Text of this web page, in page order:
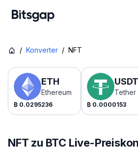
/ Konverter / NFT
ETH
Ethereum
₿ 0.0295236
USDT
Tether
₿ 0.0000153
NFT zu BTC Live-